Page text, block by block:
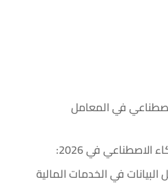
في المعامل
في الخدمات المالية